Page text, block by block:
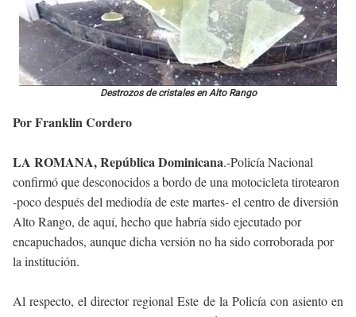
Destrozos de cristales en Alto Rango
Por Franklin Cordero
LA ROMANA, República Dominicana.-Policía Nacional
confirmó que desconocidos a bordo de una motocicleta tirotearon
-poco después del mediodía de este martes- el centro de diversión
Alto Rango, de aquí, hecho que habría sido ejecutado por
encapuchados, aunque dicha versión no ha sido corroborada por
la institución.
Al respecto, el director regional Este de la Policía con asiento en